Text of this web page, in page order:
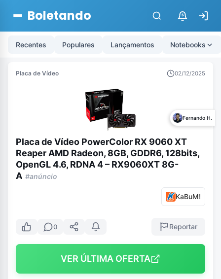
Boletando $
Recentes Populares Lançamentos Notebooks
Placa de Vídeo 02/12/2025
Fernando H.
Placa de Vídeo PowerColor RX 9060 XT
Reaper AMD Radeon, 8GB, GDDR6, 128bits,
OpenGL 4.6, RDNA 4 – RX9060XT 8G-
A #anúncio
KaBuM!
0 Reportar
VER ÚLTIMA OFERTA